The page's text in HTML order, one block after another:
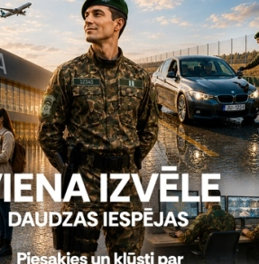
aspektu koordināciju. Piecas
un mērķu sasniegšanu, kā arī tas būs
projekta īstenošanas posmā.
sadarbības un protokola nodaļa